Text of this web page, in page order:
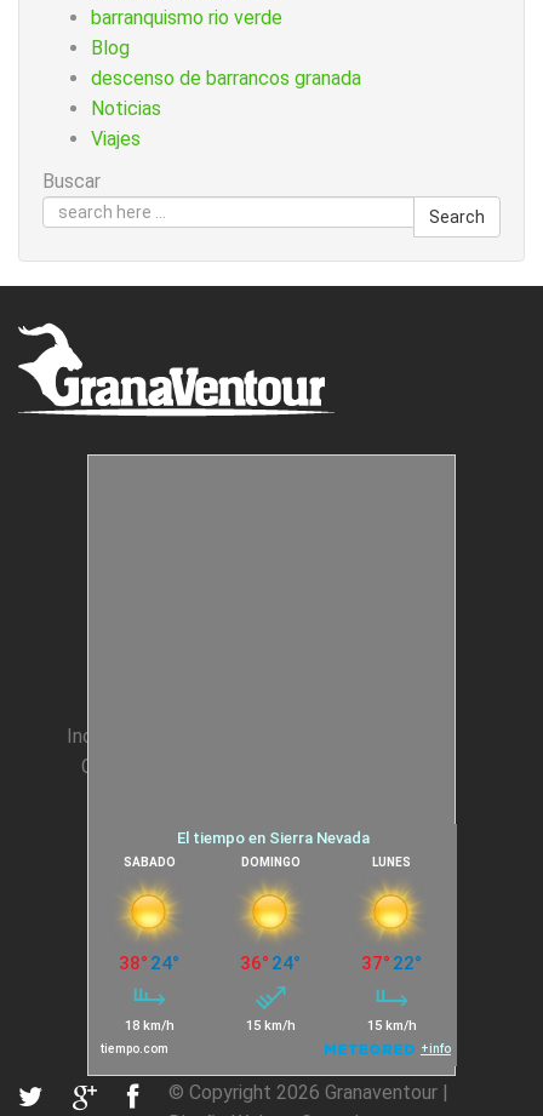
barranquismo rio verde
Blog
descenso de barrancos granada
Noticias
Viajes
Buscar
Search
Incentivos para Empresas
Condiciones generales
© Copyright 2026 Granaventour |